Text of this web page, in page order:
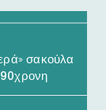
σακούλα